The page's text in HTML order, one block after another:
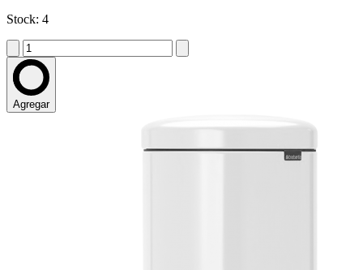
Stock: 4
Agregar